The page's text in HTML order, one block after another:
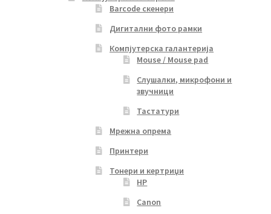
Barcode скенери
Дигитални фото рамки
Компјутерска галантерија
Mouse / Mouse pad
Слушалки, микрофони и
звучници
Тастатури
Мрежна опрема
Принтери
Тонери и кертриџи
HP
Canon